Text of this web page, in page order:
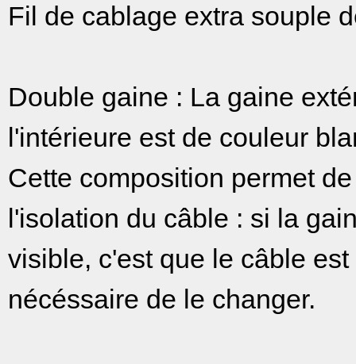
Fil de cablage extra souple
Double gaine : La gaine
l'intérieure est de couleur
Cette composition permet
l'isolation du câble : si la
visible, c'est que le câble
nécéssaire de le changer.